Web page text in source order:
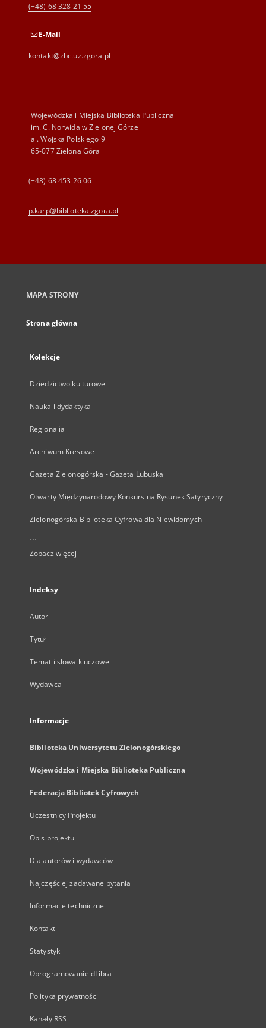
(+48) 68 328 21 55
E-Mail
kontakt@zbc.uz.zgora.pl
Wojewódzka i Miejska Biblioteka Publiczna
im. C. Norwida w Zielonej Górze
al. Wojska Polskiego 9
65-077 Zielona Góra
(+48) 68 453 26 06
p.karp@biblioteka.zgora.pl
MAPA STRONY
Strona główna
Kolekcje
Dziedzictwo kulturowe
Nauka i dydaktyka
Regionalia
Archiwum Kresowe
Gazeta Zielonogórska - Gazeta Lubuska
Otwarty Międzynarodowy Konkurs na Rysunek Satyryczny
Zielonogórska Biblioteka Cyfrowa dla Niewidomych
...
Zobacz więcej
Indeksy
Autor
Tytuł
Temat i słowa kluczowe
Wydawca
Informacje
Biblioteka Uniwersytetu Zielonogórskiego
Wojewódzka i Miejska Biblioteka Publiczna
Federacja Bibliotek Cyfrowych
Uczestnicy Projektu
Opis projektu
Dla autorów i wydawców
Najczęściej zadawane pytania
Informacje techniczne
Kontakt
Statystyki
Oprogramowanie dLibra
Polityka prywatności
Kanały RSS